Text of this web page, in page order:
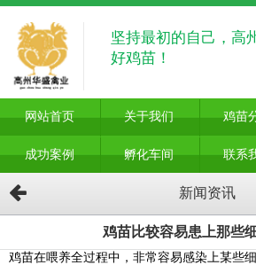
坚持最初的自己，高
好鸡苗！
网站首页 关于我们 鸡苗
成功案例 孵化车间 联系
新闻资讯
鸡苗比较容易患上那些
鸡苗在喂养全过程中，非常容易感染上某些